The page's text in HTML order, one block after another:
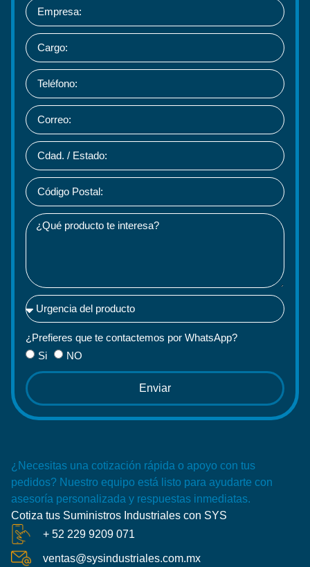
¿Necesitas una cotización rápida o apoyo con tus
pedidos? Nuestro equipo está listo para ayudarte con
asesoría personalizada y respuestas inmediatas.
Cotiza tus Suministros Industriales con SYS
+ 52 229 9209 071
ventas@sysindustriales.com.mx
¿Prefieres que te contactemos por WhatsApp?
Si
NO
Enviar